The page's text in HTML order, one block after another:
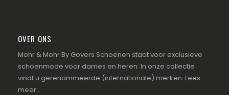
OVER ONS
Mohr & Mohr By Govers Schoenen staat voor exclusieve
schoenmode voor dames en heren. In onze collectie
vindt u gerenommeerde (internationale) merken. Lees
meer...